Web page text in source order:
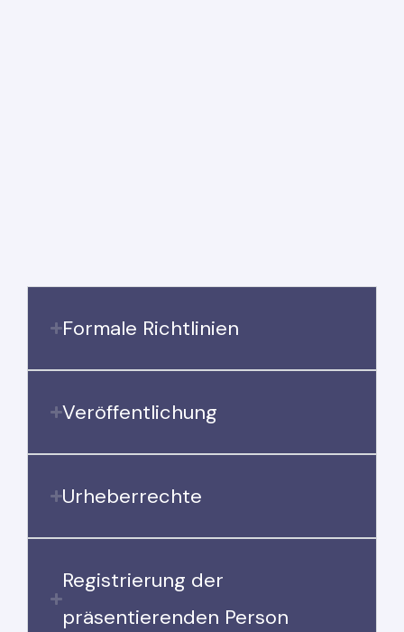
Formale Richtlinien
Veröffentlichung
Urheberrechte
Registrierung der
präsentierenden Person